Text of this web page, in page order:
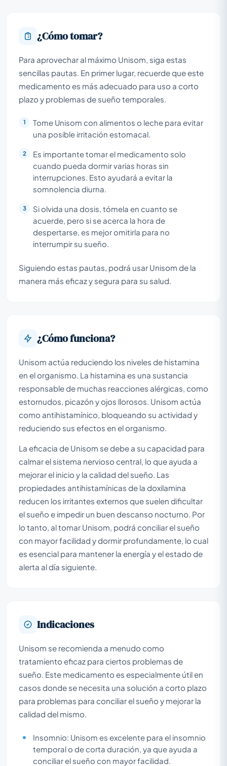
¿Cómo tomar?
Para aprovechar al máximo Unisom, siga estas
sencillas pautas. En primer lugar, recuerde que este
medicamento es más adecuado para uso a corto
plazo y problemas de sueño temporales.
Tome Unisom con alimentos o leche para evitar
una posible irritación estomacal.
Es importante tomar el medicamento solo
cuando pueda dormir varias horas sin
interrupciones. Esto ayudará a evitar la
somnolencia diurna.
Si olvida una dosis, tómela en cuanto se
acuerde, pero si se acerca la hora de
despertarse, es mejor omitirla para no
interrumpir su sueño.
Siguiendo estas pautas, podrá usar Unisom de la
manera más eficaz y segura para su salud.
¿Cómo funciona?
Unisom actúa reduciendo los niveles de histamina
en el organismo. La histamina es una sustancia
responsable de muchas reacciones alérgicas, como
estornudos, picazón y ojos llorosos. Unisom actúa
como antihistamínico, bloqueando su actividad y
reduciendo sus efectos en el organismo.
La eficacia de Unisom se debe a su capacidad para
calmar el sistema nervioso central, lo que ayuda a
mejorar el inicio y la calidad del sueño. Las
propiedades antihistamínicas de la doxilamina
reducen los irritantes externos que suelen dificultar
el sueño e impedir un buen descanso nocturno. Por
lo tanto, al tomar Unisom, podrá conciliar el sueño
con mayor facilidad y dormir profundamente, lo cual
es esencial para mantener la energía y el estado de
alerta al día siguiente.
Indicaciones
Unisom se recomienda a menudo como
tratamiento eficaz para ciertos problemas de
sueño. Este medicamento es especialmente útil en
casos donde se necesita una solución a corto plazo
para problemas para conciliar el sueño y mejorar la
calidad del mismo.
Insomnio: Unisom es excelente para el insomnio
temporal o de corta duración, ya que ayuda a
conciliar el sueño con mayor facilidad.